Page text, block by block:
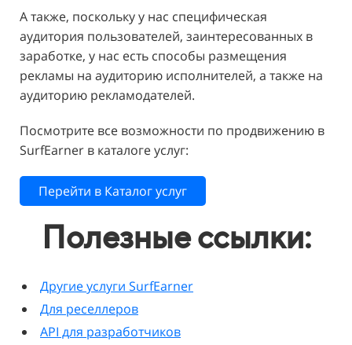
А также, поскольку у нас специфическая
аудитория пользователей, заинтересованных в
заработке, у нас есть способы размещения
рекламы на аудиторию исполнителей, а также на
аудиторию рекламодателей.
Посмотрите все возможности по продвижению в
SurfEarner в каталоге услуг:
Перейти в Каталог услуг
Полезные ссылки:
Другие услуги SurfEarner
Для реселлеров
API для разработчиков